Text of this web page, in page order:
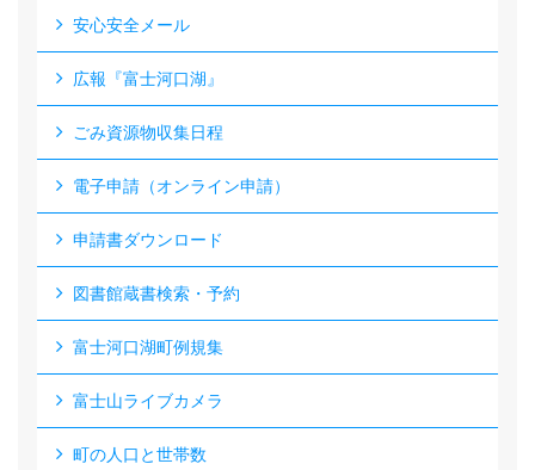
安心安全メール
広報『富士河口湖』
ごみ資源物収集日程
電子申請（オンライン申請）
申請書ダウンロード
図書館蔵書検索・予約
富士河口湖町例規集
富士山ライブカメラ
町の人口と世帯数